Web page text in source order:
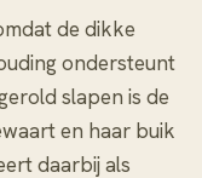
de dikke
ondersteunt
slapen is de
en haar buik
daarbij als